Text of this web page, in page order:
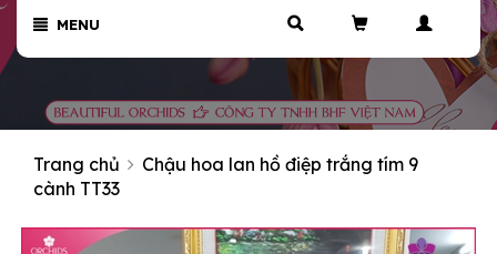
MENU
Trang chủ
Chậu hoa lan hồ điệp trắng tím 9
cành TT33